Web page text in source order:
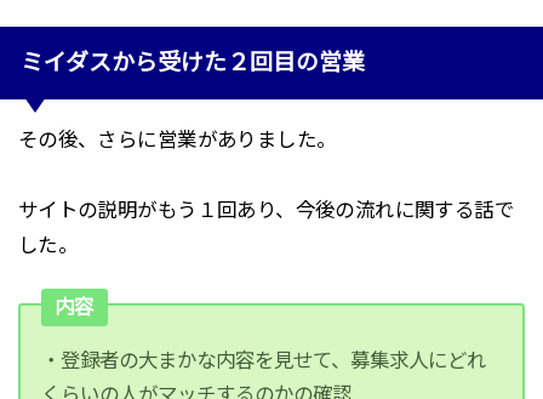
ミイダスから受けた２回目の営業
その後、さらに営業がありました。
サイトの説明がもう１回あり、今後の流れに関する話で
した。
内容
・登録者の大まかな内容を見せて、募集求人にどれ
くらいの人がマッチするのかの確認